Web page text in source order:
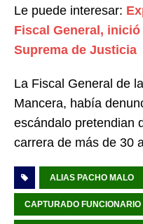
Le puede interesar:
Fiscal General,
Suprema de Justicia
La Fiscal General de
Mancera, había
escándalo pretendian
carrera de más de 30
ALIAS PACHO MALO
CAPTURADO